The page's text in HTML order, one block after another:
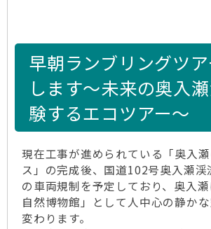
早朝ランブリングツ
します〜未来の奥入
験するエコツアー〜
現在工事が進められている「奥入
ス」の完成後、国道102号奥入瀬渓
の車両規制を予定しており、奥入
自然博物館」として人中心の静か
変わります。